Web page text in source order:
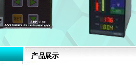
产品展示